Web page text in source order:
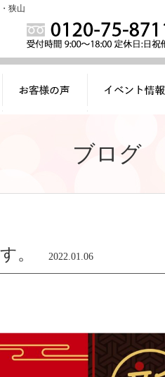
狭山
ブログ
。 2022.01.06